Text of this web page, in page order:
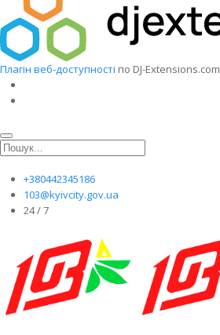
Плагін веб-доступності по DJ-Extensions.com
+380442345186
103@kyivcity.gov.ua
24 / 7